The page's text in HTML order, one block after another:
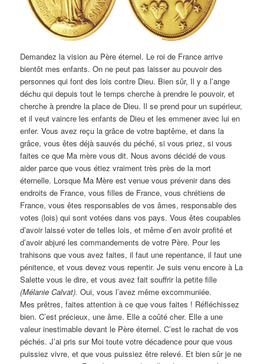
Demandez la vision au Père éternel. Le roi de France arrive
bientôt mes enfants. On ne peut pas laisser au pouvoir des
personnes qui font des lois contre Dieu. Bien sûr, Il y a l’ange
déchu qui depuis tout le temps cherche à prendre le pouvoir, et
cherche à prendre la place de Dieu. Il se prend pour un supérieur,
et il veut vaincre les enfants de Dieu et les emmener avec lui en
enfer. Vous avez reçu la grâce de votre baptême, et dans la
grâce, vous êtes déjà sauvés du péché, si vous priez, si vous
faites ce que Ma mère vous dit. Nous avons décidé de vous
aider parce que vous étiez vraiment très près de la mort
éternelle. Lorsque Ma Mère est venue vous prévenir dans des
endroits de France, vous filles de France, vous chrétiens de
France, vous êtes responsables de vos âmes, responsable des
votes (lois) qui sont votées dans vos pays. Vous êtes coupables
d’avoir laissé voter de telles lois, et même d’en avoir profité et
d’avoir abjuré les commandements de votre Père. Pour les
trahisons que vous avez faites, il faut une repentance, il faut une
pénitence, et vous devez vous repentir. Je suis venu encore à La
Salette vous le dire, et vous avez fait souffrir la petite fille
(Mélanie Calvat). Oui, vous l’avez même excommuniée.
Mes prêtres, faites attention à ce que vous faites ! Réfléchissez
bien. C’est précieux, une âme. Elle a coûté cher. Elle a une
valeur inestimable devant le Père éternel. C’est le rachat de vos
péchés. J’ai pris sur Moi toute votre décadence pour que vous
puissiez vivre, et que vous puissiez être relevé. Et bien sûr je ne